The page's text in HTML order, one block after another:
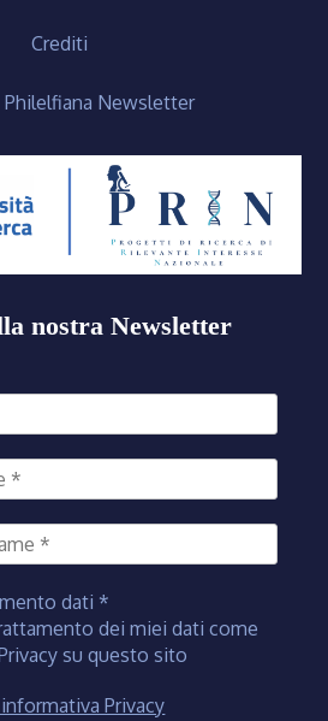
Crediti
Philelfiana Newsletter
nostra Newsletter
dati *
dei miei dati come
su questo sito
Privacy